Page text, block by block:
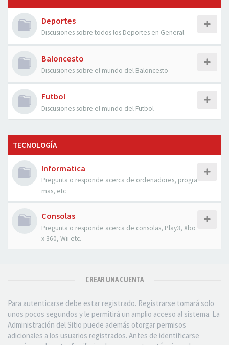
Deportes
Discusiones sobre todos los Deportes en General.
Baloncesto
Discusiones sobre el mundo del Baloncesto
Futbol
Discusiones sobre el mundo del Futbol
TECNOLOGÍA
Informatica
Pregunta o responde acerca de ordenadores, progra
mas, etc
Consolas
Pregunta o responde acerca de consolas, Play3, Xbo
x 360, Wii etc.
CREAR UNA CUENTA
Para autenticarse debe estar registrado. Registrarse tomará solo
unos pocos segundos y le permitirá un amplio acceso al sistema. La
Administración del Sitio puede además otorgar permisos
adicionales a los usuarios registrados. Antes de identificarse